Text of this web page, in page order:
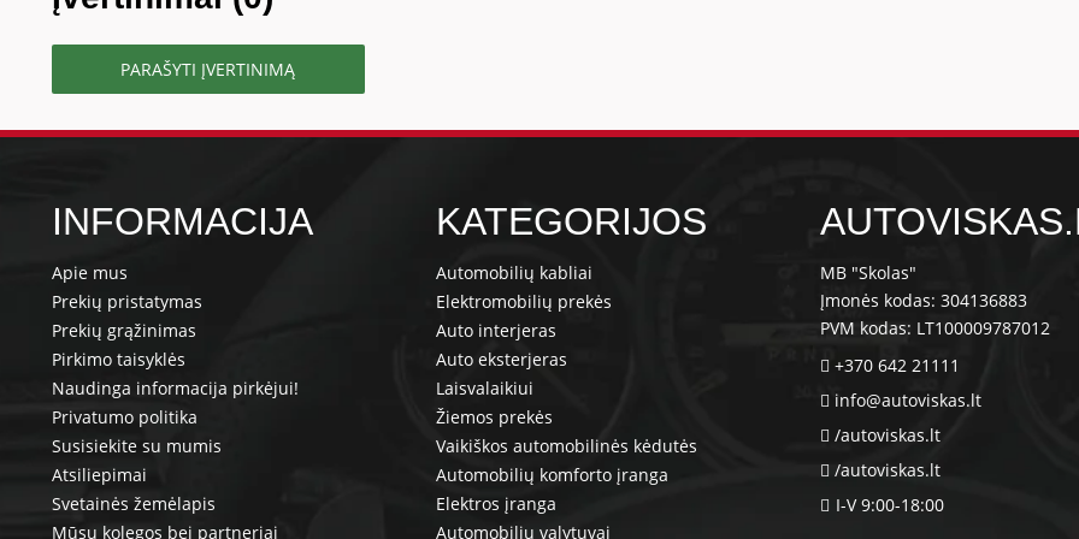
PARAŠYTI ĮVERTINIMĄ
INFORMACIJA
Apie mus
Prekių pristatymas
Prekių grąžinimas
Pirkimo taisyklės
Naudinga informacija pirkėjui!
Privatumo politika
Susisiekite su mumis
Atsiliepimai
Svetainės žemėlapis
Mūsų kolegos bei partneriai
KATEGORIJOS
Automobilių kabliai
Elektromobilių prekės
Auto interjeras
Auto eksterjeras
Laisvalaikiui
Žiemos prekės
Vaikiškos automobilinės kėdutės
Automobilių komforto įranga
Elektros įranga
Automobilių valytuvai
MB "Skolas"
Įmonės kodas: 304136883
PVM kodas: LT100009787012
+370 642 21111
info@autoviskas.lt
/autoviskas.lt
/autoviskas.lt
I-V 9:00-18:00